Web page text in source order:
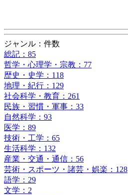
ジャンル：件数
総記：85
哲学・心理学・宗教：77
歴史・史学：118
地理・紀行：129
社会科学・教育：261
民族・習慣・軍事：33
自然科学：93
医学：89
技術・工学：65
生活科学：132
産業・交通・通信：56
芸術・スポーツ・諸芸・娯楽：128
語学：29
文学：2